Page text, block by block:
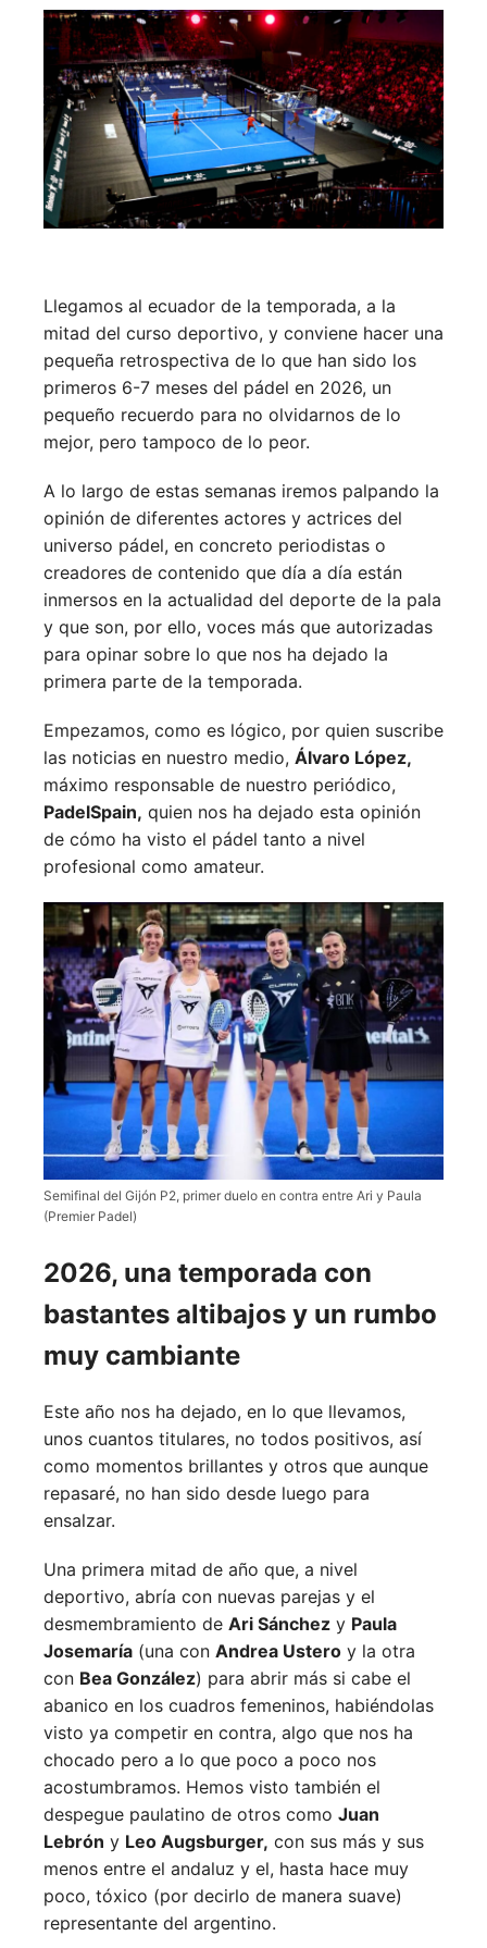
Llegamos al ecuador de la temporada, a la
mitad del curso deportivo, y conviene hacer una
pequeña retrospectiva de lo que han sido los
primeros 6-7 meses del pádel en 2026, un
pequeño recuerdo para no olvidarnos de lo
mejor, pero tampoco de lo peor.
A lo largo de estas semanas iremos palpando la
opinión de diferentes actores y actrices del
universo pádel, en concreto periodistas o
creadores de contenido que día a día están
inmersos en la actualidad del deporte de la pala
y que son, por ello, voces más que autorizadas
para opinar sobre lo que nos ha dejado la
primera parte de la temporada.
Empezamos, como es lógico, por quien suscribe
las noticias en nuestro medio, Álvaro López,
máximo responsable de nuestro periódico,
PadelSpain, quien nos ha dejado esta opinión
de cómo ha visto el pádel tanto a nivel
profesional como amateur.
Semifinal del Gijón P2, primer duelo en contra entre Ari y Paula
(Premier Padel)
2026, una temporada con
bastantes altibajos y un rumbo
muy cambiante
Este año nos ha dejado, en lo que llevamos,
unos cuantos titulares, no todos positivos, así
como momentos brillantes y otros que aunque
repasaré, no han sido desde luego para
ensalzar.
Una primera mitad de año que, a nivel
deportivo, abría con nuevas parejas y el
desmembramiento de Ari Sánchez y Paula
Josemaría (una con Andrea Ustero y la otra
con Bea González) para abrir más si cabe el
abanico en los cuadros femeninos, habiéndolas
visto ya competir en contra, algo que nos ha
chocado pero a lo que poco a poco nos
acostumbramos. Hemos visto también el
despegue paulatino de otros como Juan
Lebrón y Leo Augsburger, con sus más y sus
menos entre el andaluz y el, hasta hace muy
poco, tóxico (por decirlo de manera suave)
representante del argentino.